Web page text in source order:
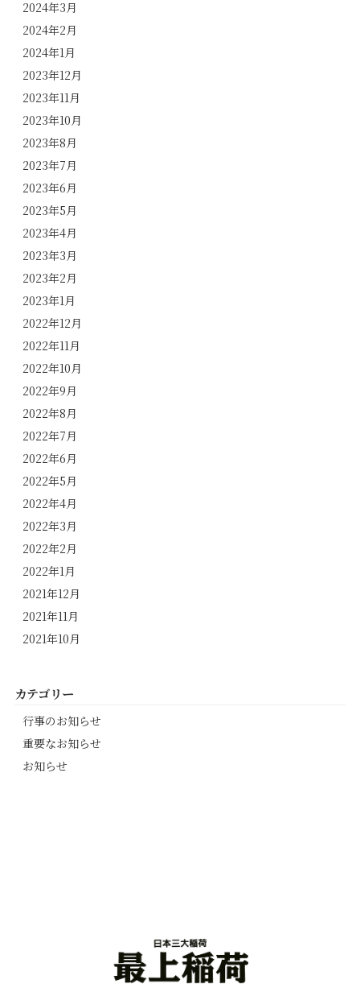
2024年3月
2024年2月
2024年1月
2023年12月
2023年11月
2023年10月
2023年8月
2023年7月
2023年6月
2023年5月
2023年4月
2023年3月
2023年2月
2023年1月
2022年12月
2022年11月
2022年10月
2022年9月
2022年8月
2022年7月
2022年6月
2022年5月
2022年4月
2022年3月
2022年2月
2022年1月
2021年12月
2021年11月
2021年10月
カテゴリー
行事のお知らせ
重要なお知らせ
お知らせ